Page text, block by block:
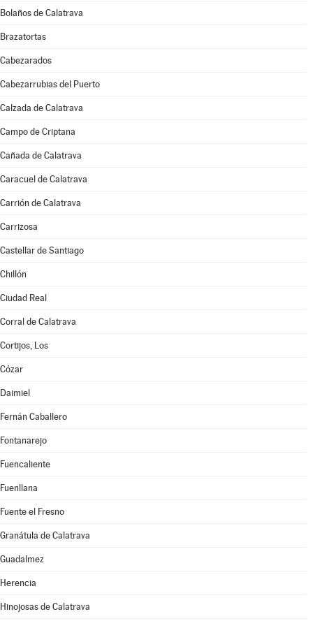
Bolaños de Calatrava
Brazatortas
Cabezarados
Cabezarrubias del Puerto
Calzada de Calatrava
Campo de Criptana
Cañada de Calatrava
Caracuel de Calatrava
Carrión de Calatrava
Carrizosa
Castellar de Santiago
Chillón
Ciudad Real
Corral de Calatrava
Cortijos, Los
Cózar
Daimiel
Fernán Caballero
Fontanarejo
Fuencaliente
Fuenllana
Fuente el Fresno
Granátula de Calatrava
Guadalmez
Herencia
Hinojosas de Calatrava